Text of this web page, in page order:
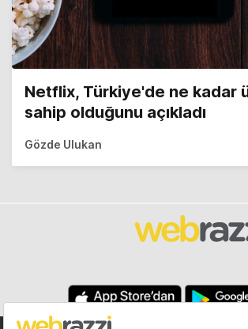
Netflix, Türkiye'de ne kadar
sahip olduğunu açıkladı
Gözde Ulukan